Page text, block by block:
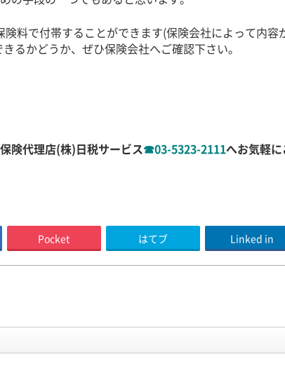
料で付帯することができます(保険会社によって内容
るかどうか、ぜひ保険会社へご確認下さい。
険代理店(株)日税サービス☎03-5323-2111へお気軽
Pocket はてブ Linked in